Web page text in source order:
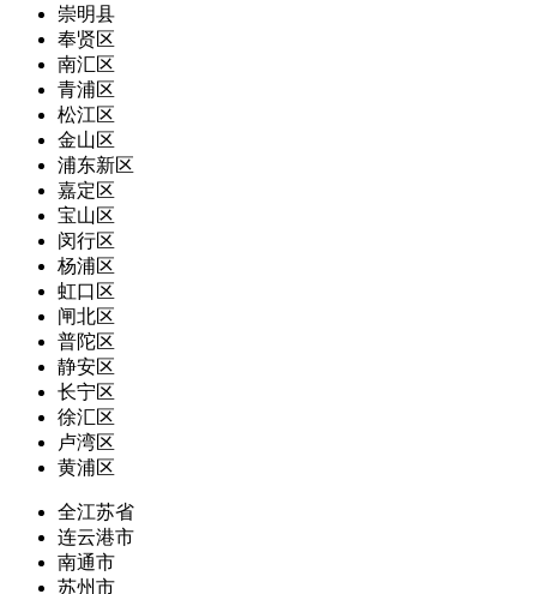
崇明县
奉贤区
南汇区
青浦区
松江区
金山区
浦东新区
嘉定区
宝山区
闵行区
杨浦区
虹口区
闸北区
普陀区
静安区
长宁区
徐汇区
卢湾区
黄浦区
全江苏省
连云港市
南通市
苏州市